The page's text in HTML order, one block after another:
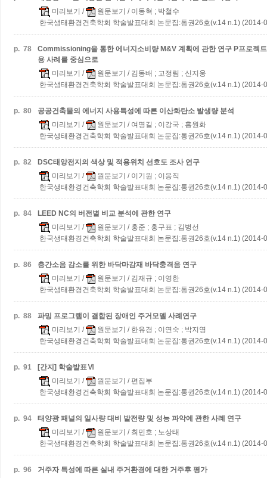
미리보기 / 원문보기 / 이동혁 ; 박철수
한국생태환경건축학회 학술발표대회 논문집:통권26호(v.14 n.1) (2014-
p. 78 Commissioning을 통한 에너지소비량 M&V 계획에 관한 연구 P프로젝
용 사례를 중심으로
미리보기 / 원문보기 / 김동배 ; 고정림 ; 신지웅
한국생태환경건축학회 학술발표대회 논문집:통권26호(v.14 n.1) (2014-
p. 80
공공건축물의 에너지 사용특성에 따른 이산화탄소 발생량 분석
미리보기 / 원문보기 / 여명길 ; 이강국 ; 홍원화
한국생태환경건축학회 학술발표대회 논문집:통권26호(v.14 n.1) (2014-
p. 82
DSC태양전지의 색상 및 적용위치 선호도 조사 연구
미리보기 / 원문보기 / 이기원 ; 이응직
한국생태환경건축학회 학술발표대회 논문집:통권26호(v.14 n.1) (2014-
p. 84
LEED NC의 버전별 비교 분석에 관한 연구
미리보기 / 원문보기 / 홍준 ; 홍구표 ; 김병선
한국생태환경건축학회 학술발표대회 논문집:통권26호(v.14 n.1) (2014-
p. 86
층간소음 감소를 위한 바닥마감재 바닥충격음 연구
미리보기 / 원문보기 / 김재규 ; 이영한
한국생태환경건축학회 학술발표대회 논문집:통권26호(v.14 n.1) (2014-
p. 88
파밍 프로그램이 결합된 장애인 주거모델 사례연구
미리보기 / 원문보기 / 한유경 ; 이연숙 ; 박지영
한국생태환경건축학회 학술발표대회 논문집:통권26호(v.14 n.1) (2014-
p. 91
[간지] 학술발표Ⅵ
미리보기 / 원문보기 / 편집부
한국생태환경건축학회 학술발표대회 논문집:통권26호(v.14 n.1) (2014-
p. 94
태양광 패널의 일사량 대비 발전량 및 성능 파악에 관한 사례 연구
미리보기 / 원문보기 / 최민호 ; 노상태
한국생태환경건축학회 학술발표대회 논문집:통권26호(v.14 n.1) (2014-
p. 96
거주자 특성에 따른 실내 주거환경에 대한 거주후 평가